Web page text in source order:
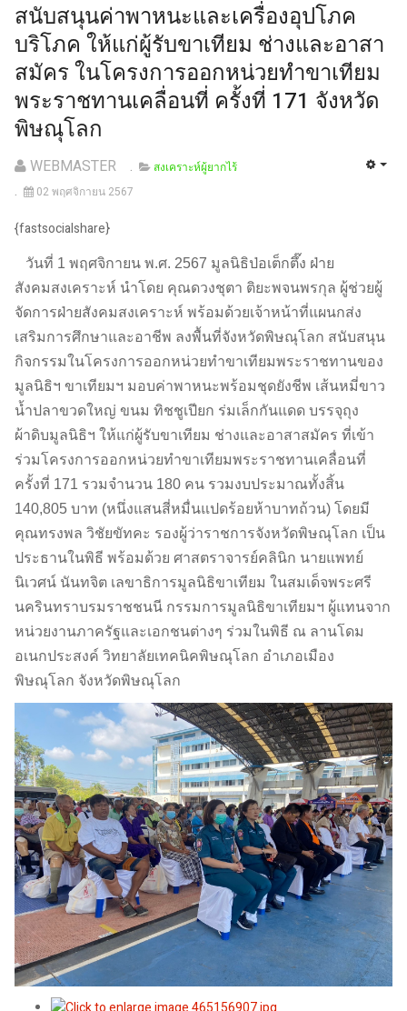
สนับสนุนค่าพาหนะและเครื่องอุปโภค
บริโภค ให้แก่ผู้รับขาเทียม ช่างและอาสา
สมัคร ในโครงการออกหน่วยทำขาเทียม
พระราชทานเคลื่อนที่ ครั้งที่ 171 จังหวัด
พิษณุโลก
WEBMASTER
สงเคราะห์ผู้ยากไร้
02 พฤศจิกายน 2567
{fastsocialshare}
วันที่ 1 พฤศจิกายน พ.ศ. 2567 มูลนิธิป่อเต็กตึ๊ง ฝ่าย
สังคมสงเคราะห์ นำโดย คุณดวงชุตา ติยะพจนพรกุล ผู้ช่วยผู้
จัดการฝ่ายสังคมสงเคราะห์ พร้อมด้วยเจ้าหน้าที่แผนกส่ง
เสริมการศึกษาและอาชีพ ลงพื้นที่จังหวัดพิษณุโลก สนับสนุน
กิจกรรมในโครงการออกหน่วยทำขาเทียมพระราชทานของ
มูลนิธิฯ ขาเทียมฯ มอบค่าพาหนะพร้อมชุดยังชีพ เส้นหมี่ขาว
น้ำปลาขวดใหญ่ ขนม ทิชชูเปียก ร่มเล็กกันแดด บรรจุถุง
ผ้าดิบมูลนิธิฯ ให้แก่ผู้รับขาเทียม ช่างและอาสาสมัคร ที่เข้า
ร่วมโครงการออกหน่วยทำขาเทียมพระราชทานเคลื่อนที่
ครั้งที่ 171 รวมจำนวน 180 คน รวมงบประมาณทั้งสิ้น
140,805 บาท (หนึ่งแสนสี่หมื่นแปดร้อยห้าบาทถ้วน) โดยมี
คุณทรงพล วิชัยขัทคะ รองผู้ว่าราชการจังหวัดพิษณุโลก เป็น
ประธานในพิธี พร้อมด้วย ศาสตราจารย์คลินิก นายแพทย์
นิเวศน์ นันทจิต เลขาธิการมูลนิธิขาเทียม ในสมเด็จพระศรี
นครินทราบรมราชชนนี กรรมการมูลนิธิขาเทียมฯ ผู้แทนจาก
หน่วยงานภาครัฐและเอกชนต่างๆ ร่วมในพิธี ณ ลานโดม
อเนกประสงค์ วิทยาลัยเทคนิคพิษณุโลก อำเภอเมือง
พิษณุโลก จังหวัดพิษณุโลก